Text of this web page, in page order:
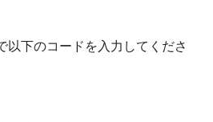
以下のコードを入力してくださ